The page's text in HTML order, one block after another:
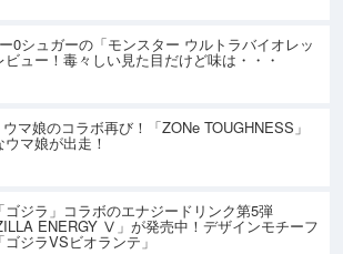
0シュガーの「モンスター ウルトラバイオレッ
ビュー！毒々しい見た目だけど味は・・・
マ娘のコラボ再び！「ZONe TOUGHNESS」
マ娘が出走！
ゴジラ」コラボのエナジードリンク第5弾
ENERGY Ⅴ」が発売中！デザインモチーフ
ゴジラVSビオランテ」